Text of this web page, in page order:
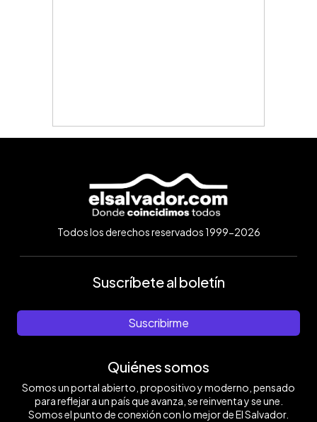
Todos los derechos reservados 1999-2026
Suscríbete al boletín
Suscribirme
Quiénes somos
Somos un portal abierto, propositivo y moderno, pensado
para reflejar a un país que avanza, se reinventa y se une.
Somos el punto de conexión con lo mejor de El Salvador.